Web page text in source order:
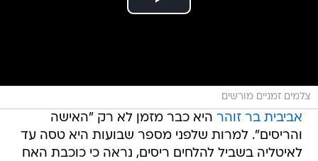
צלמים זמניים מורשים
אביבית בר זוהר היא כבר מזמן לא רק "האישה
והריסים". למרות שלפני מספר שבועות היא טסה עד
לאיטליה בשביל להלחים ריסים, נראה כי כוכבת האח